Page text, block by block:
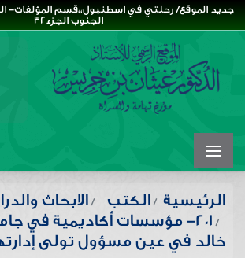
جديد الموقع/ رحلتي في اسطنبول،،قسم المؤلفات-
الجنوب الجزء32
الرئيسية الكتب
الابحاث
201- مؤسسات أكاديمية في
خالد في عين مسؤول تولى